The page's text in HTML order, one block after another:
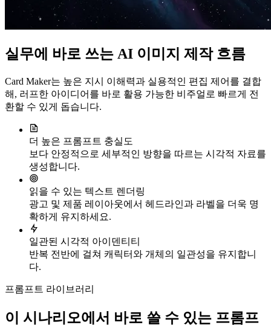
실무에 바로 쓰는 AI 이미지 제작 흐름
Card Maker는 높은 지시 이해력과 실용적인 편집 제어를 결합
해, 러프한 아이디어를 바로 활용 가능한 비주얼로 빠르게 전
환할 수 있게 돕습니다.
더 높은 프롬프트 충실도
보다 안정적으로 세부적인 방향을 따르는 시각적 자료를
생성합니다.
읽을 수 있는 텍스트 렌더링
광고 및 제품 레이아웃에서 헤드라인과 라벨을 더욱 명
확하게 유지하세요.
일관된 시각적 아이덴티티
반복 전반에 걸쳐 캐릭터와 개체의 일관성을 유지합니
다.
프롬프트 라이브러리
이 시나리오에서 바로 쓸 수 있는 프롬프